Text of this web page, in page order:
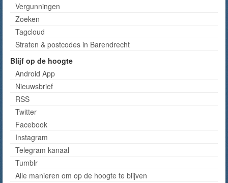
Vergunningen
Zoeken
Tagcloud
Straten & postcodes in Barendrecht
Blijf op de hoogte
Android App
Nieuwsbrief
RSS
Twitter
Facebook
Instagram
Telegram kanaal
Tumblr
Alle manieren om op de hoogte te blijven